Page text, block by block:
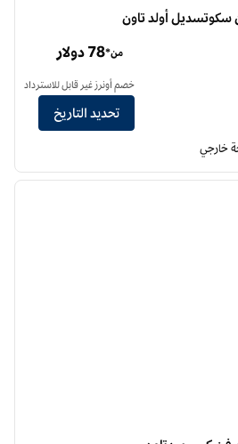
سكوتسديل أولد تاون
من هيلتون سكوتسديل أولد تاون
من*78 دولار
خصم أونرز غير قابل للاسترداد
تحديد التاريخ
خارجي
الصورة